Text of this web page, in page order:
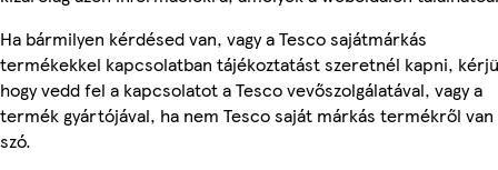
Ha bármilyen kérdésed van, vagy a Tesco sajátmárkás
termékekkel kapcsolatban tájékoztatást szeretnél kapni,
hogy vedd fel a kapcsolatot a Tesco vevőszolgálatával, vagy a
termék gyártójával, ha nem Tesco saját márkás termékről van
szó.